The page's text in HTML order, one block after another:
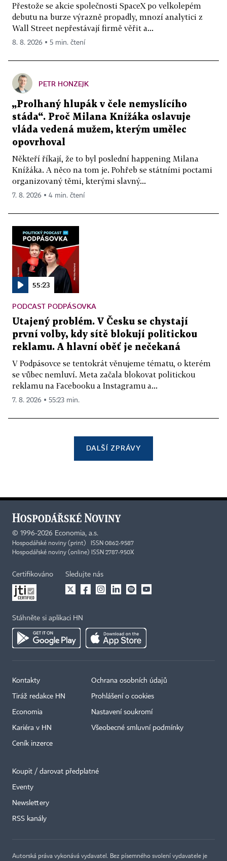
Přestože se akcie společnosti SpaceX po velkolepém
debutu na burze výrazně propadly, mnozí analytici z
Wall Street nepřestávají firmě věřit a...
8. 8. 2026 ▪ 5 min. čtení
PETR HONZEJK
„Prolhaný hlupák v čele nemyslícího
stáda“. Proč Milana Knížáka oslavuje
vláda vedená mužem, kterým umělec
opovrhoval
Někteří říkají, že to byl poslední happening Milana
Knížáka. A něco na tom je. Pohřeb se státními poctami
organizovaný těmi, kterými slavný...
7. 8. 2026 ▪ 4 min. čtení
55:23
PODCAST PODPÁSOVKA
Utajený problém. V Česku se chystají
první volby, kdy sítě blokují politickou
reklamu. A hlavní oběť je nečekaná
V Podpásovce se tentokrát věnujeme tématu, o kterém
se vůbec nemluví. Meta začala blokovat politickou
reklamu na Facebooku a Instagramu a...
7. 8. 2026 ▪ 55:23 min.
DALŠÍ ZPRÁVY
© 1996-2026 Economia, a.s.
Hospodářské noviny (print) ISSN 0862-9587
Hospodářské noviny (online) ISSN 2787-950X
Certifikováno Sledujte nás
Stáhněte si aplikaci HN
Kontakty
Tiráž redakce HN
Economia
Kariéra v HN
Ceník inzerce
Ochrana osobních údajů
Prohlášení o cookies
Nastavení soukromí
Všeobecné smluvní podmínky
Koupit / darovat předplatné
Eventy
Newslettery
RSS kanály
Autorská práva vykonává vydavatel. Bez písemného svolení vydavatele je